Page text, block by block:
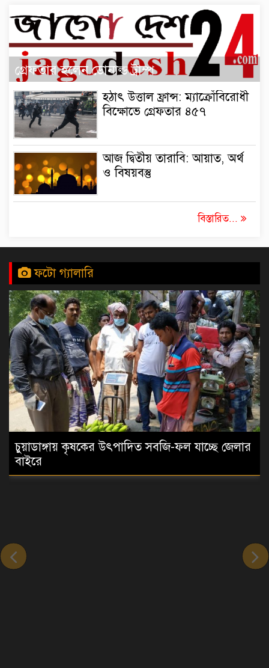
গ্রেফতার হলেন ডোনাল্ড ট্রাম্প
হঠাৎ উত্তাল ফ্রান্স: ম্যাক্রোঁবিরোধী
বিক্ষোভে গ্রেফতার ৪৫৭
আজ দ্বিতীয় তারাবি: আয়াত, অর্থ
ও বিষয়বস্তু
বিস্তারিত...
ফটো গ্যালারি
চুয়াডাঙ্গায় কৃষকের উৎপাদিত সবজি-ফল যাচ্ছে জেলার
বাইরে